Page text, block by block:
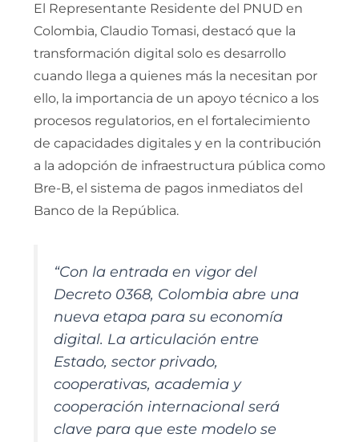
El Representante Residente del PNUD en
Colombia, Claudio Tomasi, destacó que la
transformación digital solo es desarrollo
cuando llega a quienes más la necesitan por
ello, la importancia de un apoyo técnico a los
procesos regulatorios, en el fortalecimiento
de capacidades digitales y en la contribución
a la adopción de infraestructura pública como
Bre-B, el sistema de pagos inmediatos del
Banco de la República.
“Con la entrada en vigor del
Decreto 0368, Colombia abre una
nueva etapa para su economía
digital. La articulación entre
Estado, sector privado,
cooperativas, academia y
cooperación internacional será
clave para que este modelo se